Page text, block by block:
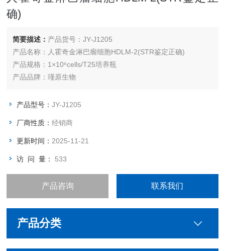
确)
简要描述： 产品货号：JY-J1205
产品名称：人霍奇金淋巴瘤细胞HDLM-2(STR鉴定正确)
产品规格：1×10⁶cells/T25培养瓶
产品品牌：瑾原生物
产品型号：JY-J1205
厂商性质：经销商
更新时间： 2025-11-21
访 问 量： 533
产品咨询 联系我们
产品分类